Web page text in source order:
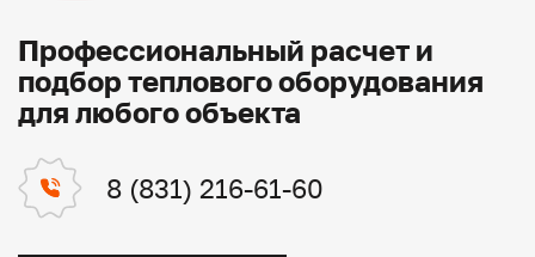
Профессиональный расчет и
подбор теплового оборудования
для любого объекта
8 (831) 216-61-60